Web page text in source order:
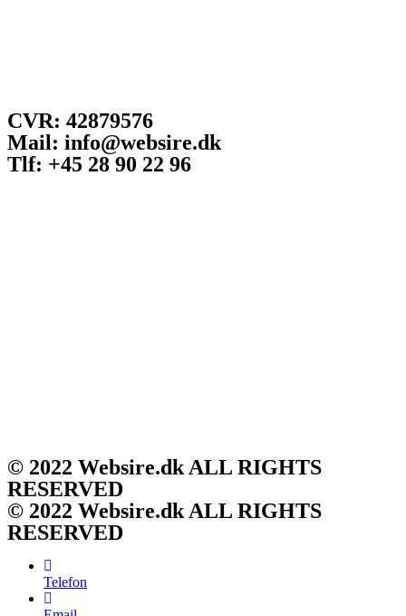
CVR: 42879576
Mail: info@websire.dk
Tlf: +45 28 90 22 96
© 2022 Websire.dk ALL RIGHTS
RESERVED
© 2022 Websire.dk ALL RIGHTS
RESERVED
Telefon